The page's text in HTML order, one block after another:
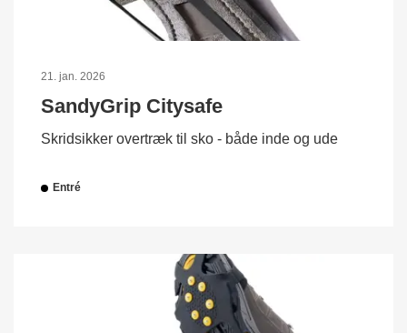
21. jan. 2026
SandyGrip Citysafe
Skridsikker overtræk til sko - både inde og ude
Entré